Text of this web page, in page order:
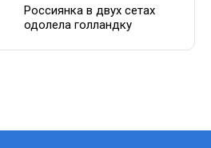
Россиянка в двух сетах
одолела голландку